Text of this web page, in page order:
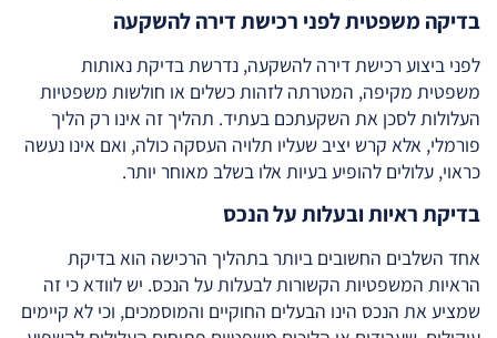
בדיקה משפטית לפני רכישת דירה להשקעה
לפני ביצוע רכישת דירה להשקעה, נדרשת בדיקת נאותות
משפטית מקיפה, המטרתה לזהות כשלים או חולשות משפטיות
העלולות לסכן את השקעתכם בעתיד. תהליך זה אינו רק הליך
פורמלי, אלא קרש יציב שעליו תלויה העסקה כולה, ואם אינו נעשה
כראוי, עלולים להופיע בעיות אלו בשלב מאוחר יותר.
בדיקת ראיות ובעלות על הנכס
אחד השלבים החשובים ביותר בתהליך הרכישה הוא בדיקת
הראיות המשפטיות הקשורות לבעלות על הנכס. יש לוודא כי זה
שמציע את הנכס הינו הבעלים החוקיים והמוסמכים, וכי לא קיימים